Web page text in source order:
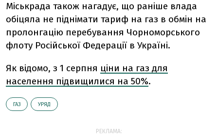
Міськрада також нагадує, що раніше влада
обіцяла не піднімати тариф на газ в обмін на
пролонгацію перебування Чорноморського
флоту Російської Федерації в Україні.
Як відомо, з 1 серпня ціни на газ для
населення підвищилися на 50%.
ГАЗ УРЯД
РЕКЛАМА: